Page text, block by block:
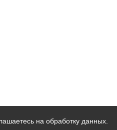
на обработку данных.